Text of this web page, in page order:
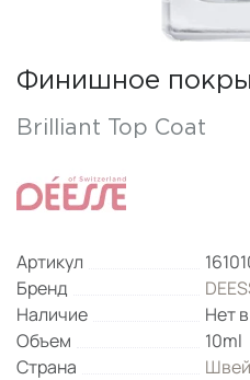
Финишное
Brilliant Top Coat
Артикул
Бренд
Наличие
Нет
Объем
10ml
Страна